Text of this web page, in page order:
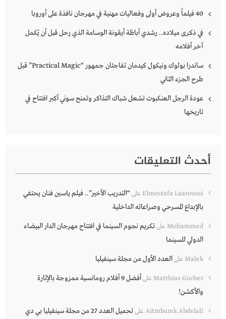
40 فيلماً وعروض أولى وفعاليات مهنية في مهرجان نافذة على أوروبا
في ذكرى ميلاده.. رشدي أباظة أيقونة الوسامة الذي رحل قبل أن يُكمل
آخر أفلامه
ساندرا بولوك ونيكول كيدمان تفاجئان جمهور “Practical Magic” قبل
طرح الجزء الثاني
عودة الرجل العنكبوت تشعل شباك التذاكر وتمنح سوني أكبر افتتاح في
تاريخها
أحدث التعليقات
Elmostafa Laaroussi على“التدريب الأخير”.. فيلم ياسين فنان يحتفي
بالإبداع المسرحي وصراعاته الداخلية
Mohammed علىتكريم نجوم السينما في افتتاح مهرجان الدار البيضاء
الدولي للسينما
Malek علىالعدد الأول من مجلة سينفيليا
Matthias Gocher على
أفضل 9 أفلام رومانسية ممزوجة بالإثارة
والأكشن!
Aitmbarek Abdelali على
تحميل العدد 27 من مجلة سينفيليا بي دي